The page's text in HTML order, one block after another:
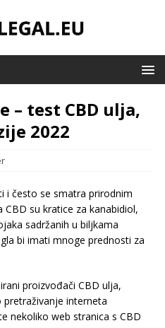
– test CBD ulja,
2022
i često se smatra prirodnim
su kratice za kanabidiol,
sadržanih u biljkama
bi imati mnoge prednosti za
proizvođači CBD ulja,
interneta
nekoliko web stranica s CBD